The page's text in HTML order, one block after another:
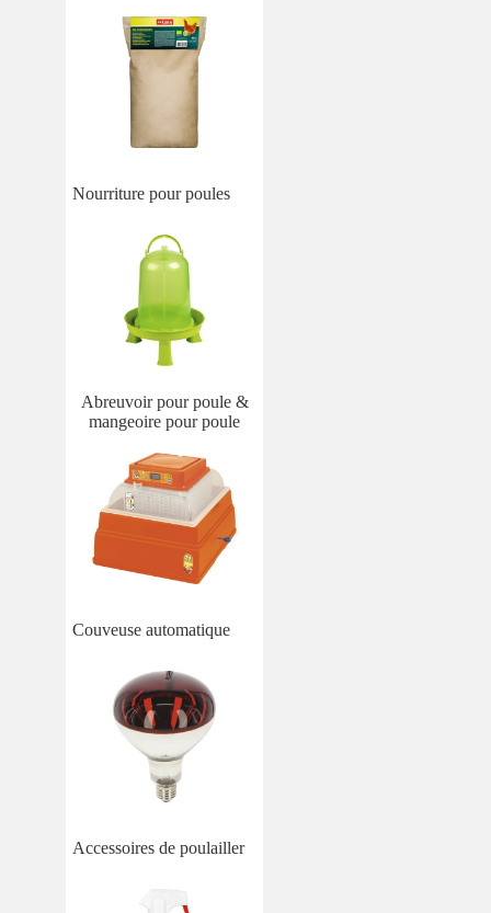
Nourriture pour poules
Abreuvoir pour poule​​​​​​ &
mangeoire pour poule
Couveuse automatique
Accessoires de poulailler